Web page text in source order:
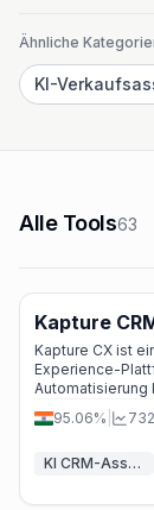
Ähnliche
KI-
Alle Tools63
Kapture
Kapture CX ist
Experience-
Automatisierung
Workflows in
menschlicher
95.06%
KI CRM-Assistent